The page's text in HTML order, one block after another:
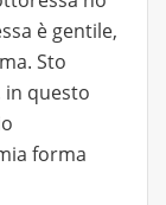
è gentile,
Sto
in questo
forma